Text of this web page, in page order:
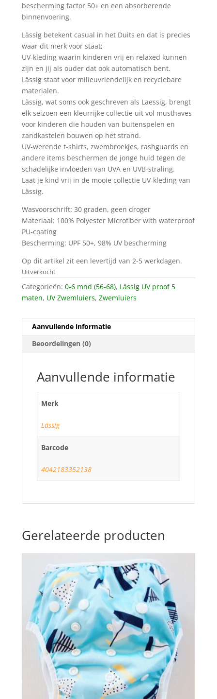
bescherming factor 50+ en een absorberende
binnenvoering.
Lässig betekent casual in het Duits en dat is precies
waar dit merk voor staat;
UV-kleding waarin kinderen vrij en relaxed kunnen
zijn en jij als ouder dat ook automatisch bent.
Lässig staat voor milieuvriendelijk en recyclebare
materialen.
Lässig, wat soms ook geschreven als Laessig, brengt
elk seizoen een kleurrijke collectie uit vol musthaves
voor kinderen die houden van buitenspelen en
zandkastelen bouwen op het strand.
UV-werende t-shirts, zwembroekjes, rashguards en
andere items beschermen de jonge huid tegen de
schadelijke invloeden van UVA en UVB-straling.
Laat je kind vrij in de mooie collectie UV-kleding van
Lässig.
Wasvoorschrift: 30 graden, geen droger
Materiaal: 100% Polyester Microfiber with waterproof
PU-coating
Bescherming: UPF 50+, 98% UV bescherming
Op dit artikel zit een levertijd van 2-5 werkdagen.
Uitverkocht
Categorieën: 0-6 mnd (56-68), Lässig UV proof 5
maten, UV Zwemluiers, Zwemluiers
Aanvullende informatie
Beoordelingen (0)
Aanvullende informatie
Merk
Lässig
Barcode
4042183352138
Gerelateerde producten